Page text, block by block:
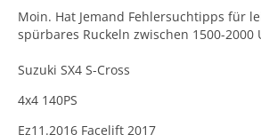
Moin. Hat Jemand Fehlersuchtipps für
spürbares Ruckeln zwischen 1500-2000
Suzuki SX4 S-Cross
4x4 140PS
Ez11.2016 Facelift 2017